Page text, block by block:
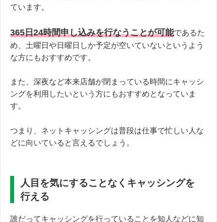
ています。
365日24時間申し込みを行なうことが可能であるた
め、土曜日や日曜日しか予定が空いていないというよう
な方にもおすすめです。
また、深夜など本来店舗が閉まっている時間にキャッシ
ングを利用したいという方にもおすすめとなっていま
す。
つまり、ネットキャッシングは普段は仕事で忙しい人な
どに向いていると言えるでしょう。
人目を気にすることなくキャッシングを
行える
誰だってキャッシングを行っていることを知人などに知